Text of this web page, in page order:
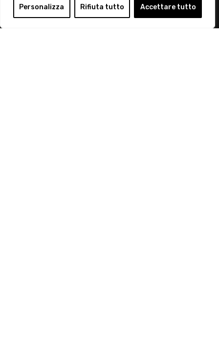
Personalizza Rifiuta tutto Accettare tutto
Login
Diventa Socio